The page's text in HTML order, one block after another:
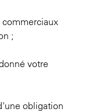
;
votre
obligation